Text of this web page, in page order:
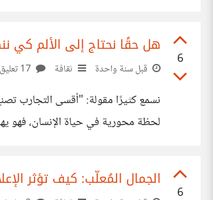
6
هل حقًا نحتاج إلى الألم كي
قبل سنة واحدة ثقافة
لحظة محورية في حياة الإنسان، فهو
6
الجمال المُعلّب: كيف تؤثر